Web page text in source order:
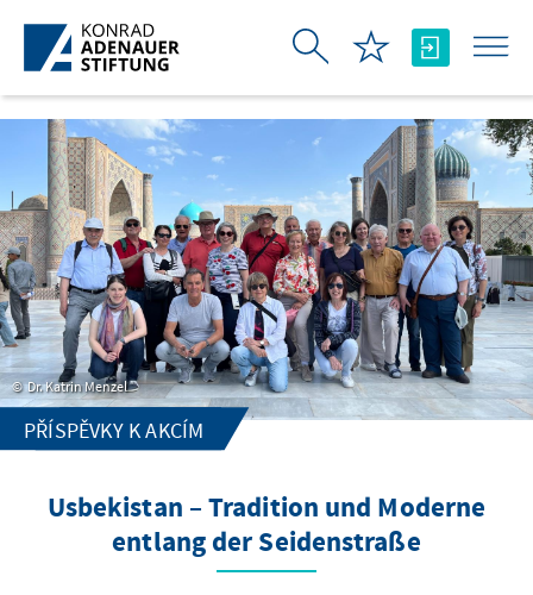
Skip to Main Content
Dr. Katrin Menzel
PŘÍSPĚVKY K AKCÍM
Usbekistan – Tradition und Moderne
entlang der Seidenstraße